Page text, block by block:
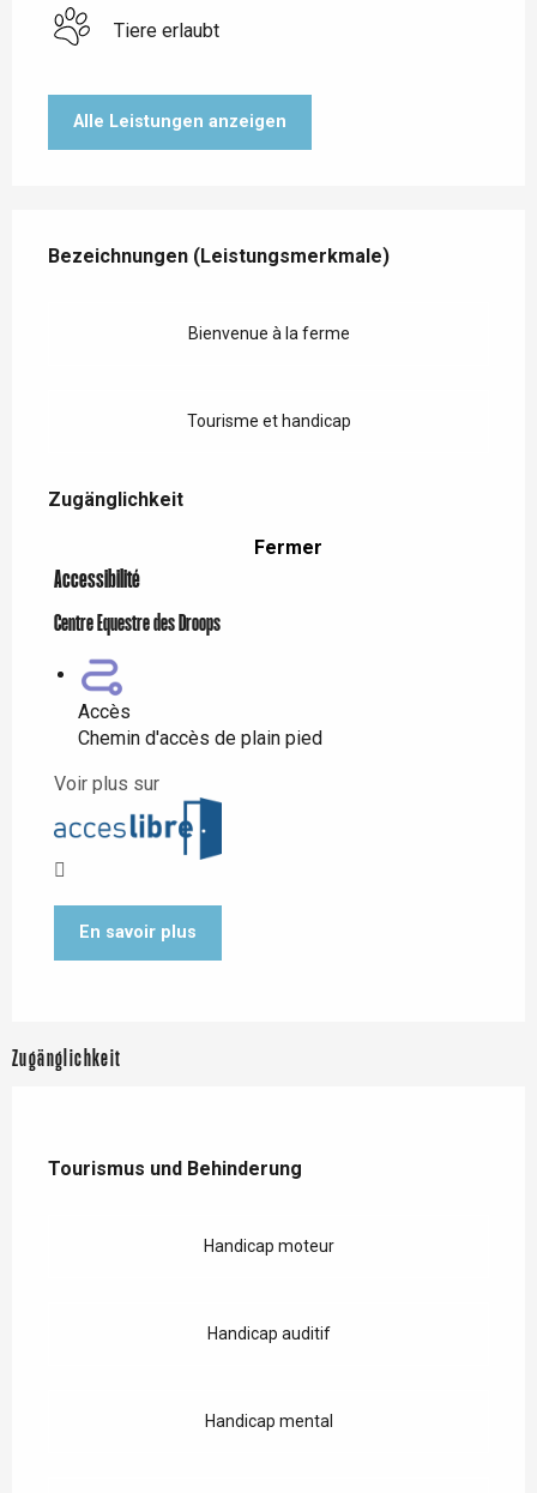
Tiere erlaubt
Alle Leistungen anzeigen
Bezeichnungen (Leistungsmerkmale)
Bezeichnungen (Leistungsmerkmale)
Bienvenue à la ferme
Tourisme et handicap
Zugänglichkeit
Fermer
Accessibilité
Centre Equestre des Droops
Accès
Chemin d'accès de plain pied
Voir plus sur
En savoir plus
Zugänglichkeit
Tourismus und Behinderung
Tourismus und Behinderung
Handicap moteur
Handicap auditif
Handicap mental